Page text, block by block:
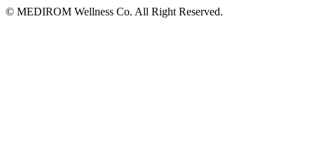
© MEDIROM Wellness Co. All Right Reserved.